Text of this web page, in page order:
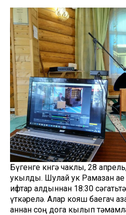
Бүгенге көнгә чаклы, 28
укылды. Шулай ук Рамазан ае
ифтар алдыннан 18:30
үткәрелә. Алар кояш баегач
аннан соң дога кылып